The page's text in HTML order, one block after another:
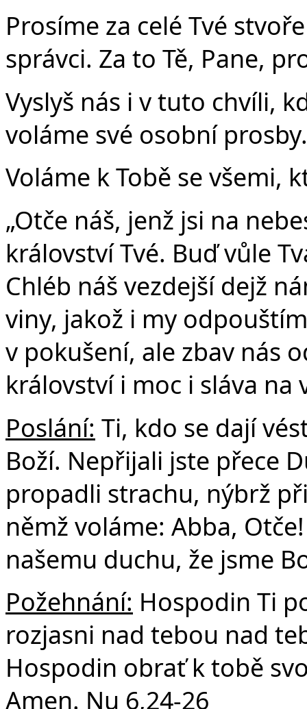
Prosíme za celé Tvé
správci. Za to Tě, Pane,
Vyslyš nás i v tuto chvíli,
voláme své osobní prosby.
Voláme k Tobě se všemi,
„Otče náš, jenž jsi na
království Tvé. Buď vůle
Chléb náš vezdejší dejž
viny, jakož i my
v pokušení, ale zbav nás
království i moc i sláva na
Poslání: Ti, kdo se dají
Boží. Nepřijali jste přece
propadli strachu, nýbrž
němž voláme: Abba,
našemu duchu, že jsme
Požehnání: Hospodin Ti
rozjasni nad tebou nad
Hospodin obrať k tobě
Amen. Nu 6,24-26